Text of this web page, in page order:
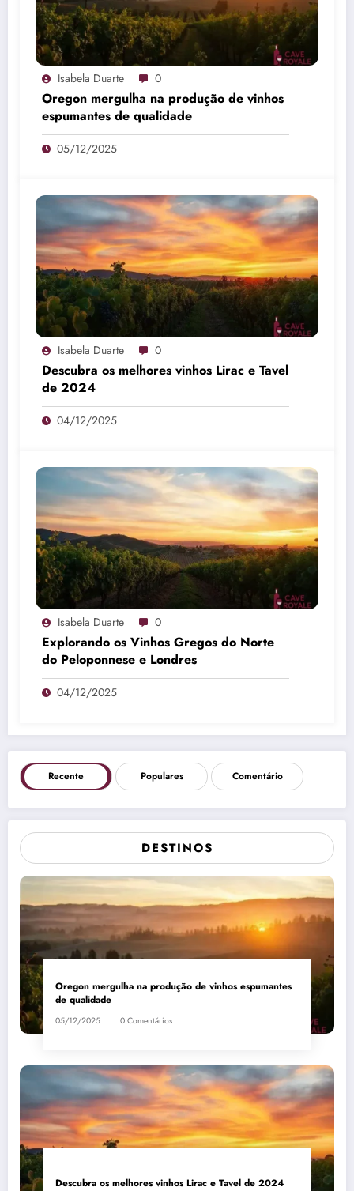
Isabela Duarte 0
Oregon mergulha na produção de vinhos
espumantes de qualidade
05/12/2025
Isabela Duarte 0
Descubra os melhores vinhos Lirac e Tavel
de 2024
04/12/2025
Isabela Duarte 0
Explorando os Vinhos Gregos do Norte
do Peloponnese e Londres
04/12/2025
Recente Populares Comentário
DESTINOS
Oregon mergulha na produção de vinhos espumantes
de qualidade
05/12/2025 0 Comentários
Descubra os melhores vinhos Lirac e Tavel de 2024